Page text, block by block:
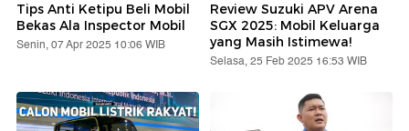
Tips Anti Ketipu Beli Mobil
Bekas Ala Inspector Mobil
Senin, 07 Apr 2025 10:06 WIB
Review Suzuki APV Arena
SGX 2025: Mobil Keluarga
yang Masih Istimewa!
Selasa, 25 Feb 2025 16:53 WIB